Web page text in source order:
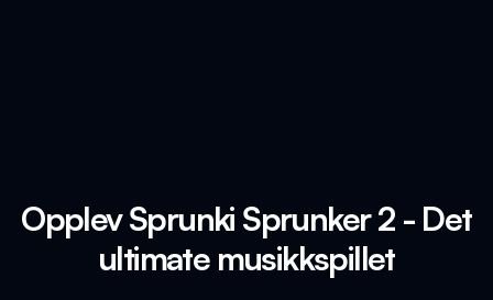
Opplev Sprunki Sprunker 2 - Det
ultimate musikkspillet